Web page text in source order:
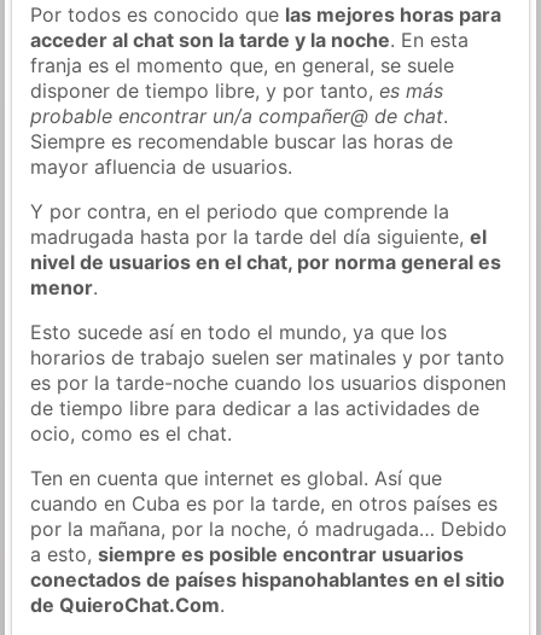
Por todos es conocido que las mejores horas para
acceder al chat son la tarde y la noche. En esta
franja es el momento que, en general, se suele
disponer de tiempo libre, y por tanto,es más
probable encontrar un/a compañer@ de chat.
Siempre es recomendable buscar las horas de
mayor afluencia de usuarios.
Y por contra, en el periodo que comprende la
madrugada hasta por la tarde del día siguiente,el
nivel de usuarios en el chat, por norma general es
menor.
Esto sucede así en todo el mundo, ya que los
horarios de trabajo suelen ser matinales y por tanto
es por la tarde-noche cuando los usuarios disponen
de tiempo libre para dedicar a las actividades de
ocio, como es el chat.
Ten en cuenta que internet es global. Así que
cuando en Cuba es por la tarde, en otros países es
por la mañana, por la noche, ó madrugada… Debido
a esto,siempre es posible encontrar usuarios
conectados de países hispanohablantes en el sitio
de QuieroChat.Com.